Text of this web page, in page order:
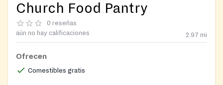
Church Food Pantry
0 reseñas
aún no hay calificaciones
2.97 mi
Ofrecen
Comestibles gratis